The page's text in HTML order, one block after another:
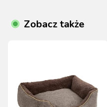
Zobacz także